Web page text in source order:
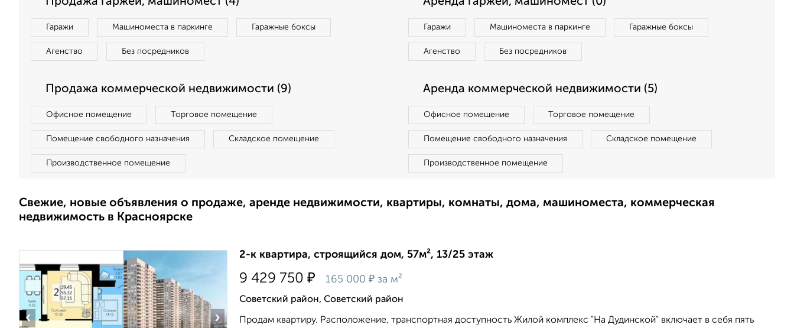
Гаражи Машиноместа в паркинге Гаражные боксы
Агенство Без посредников
Гаражи Машиноместа в паркинге Гаражные боксы
Агенство Без посредников
Продажа коммерческой недвижимости (9)
Офисное помещение Торговое помещение
Помещение свободного назначения Складское помещение
Производственное помещение
Аренда коммерческой недвижимости (5)
Офисное помещение Торговое помещение
Помещение свободного назначения Складское помещение
Производственное помещение
Свежие, новые объявления о продаже, аренде недвижимости, квартиры, комнаты, дома, машиноместа, коммерческая
недвижимость в Красноярске
‹ ›
2-к квартира, строящийся дом, 57м², 13/25 этаж
9 429 750 ₽ 165 000 ₽ за м²
Советский район, Советский район
Продам квартиру. Расположение, транспортная доступность Жилой комплекс "На Дудинской" включает в себя пять